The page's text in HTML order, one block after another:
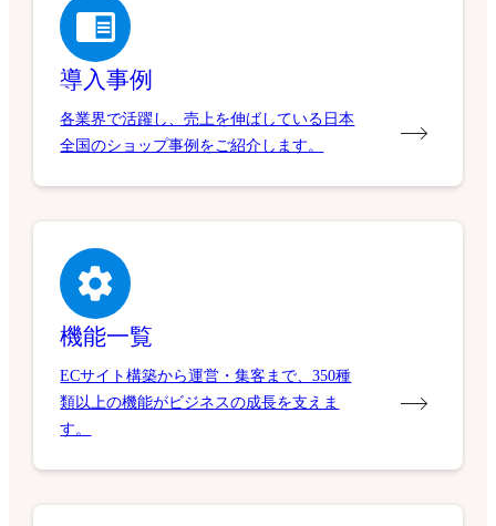
導入事例
各業界で活躍し、売上を伸ばしている日本
全国のショップ事例をご紹介します。
機能一覧
ECサイト構築から運営・集客まで、350種
類以上の機能がビジネスの成長を支えま
す。